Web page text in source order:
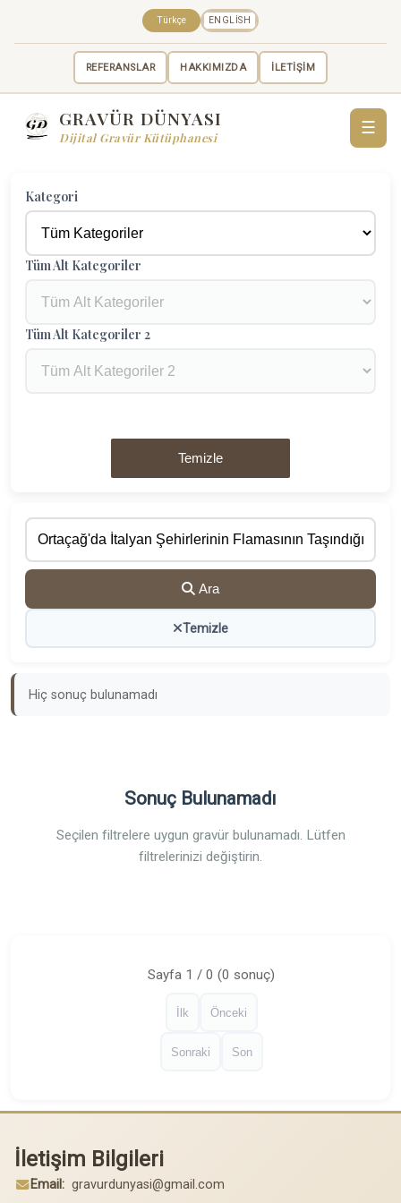
REFERANSLAR HAKKIMIZDA İLETİŞİM
Türkçe ENGLISH
GRAVÜR DÜNYASI
Dijital Gravür Kütüphanesi
☰
Kategori
Tüm Alt Kategoriler
Tüm Alt Kategoriler 2
Temizle
Ara
Temizle
Hiç sonuç bulunamadı
Sonuç Bulunamadı
Seçilen filtrelere uygun gravür bulunamadı. Lütfen
filtrelerinizi değiştirin.
İlk Önceki
Sayfa 1 / 0 (0 sonuç)
Sonraki Son
İletişim Bilgileri
Email: gravurdunyasi@gmail.com